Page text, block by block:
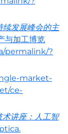
续发展峰会的主
与加工博览
permalink/?
market-
ce-
术讲座：人工智